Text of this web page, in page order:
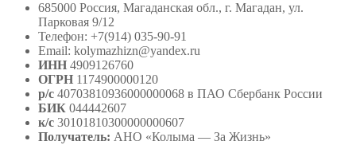
685000 Россия, Магаданская обл., г. Магадан, ул.
Парковая 9/12
Телефон: +7(914) 035-90-91
Email: kolymazhizn@yandex.ru
ИНН 4909126760
ОГРН 1174900000120
р/с 40703810936000000068 в ПАО Сбербанк России
БИК 044442607
к/с 30101810300000000607
Получатель: АНО «Колыма — За Жизнь»